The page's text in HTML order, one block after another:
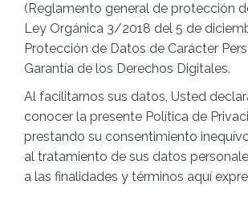
(Reglamento general de protección
Ley Orgánica 3/2018 del 5 de
Protección de Datos de Carácter
Garantía de los Derechos Digitales.
Al facilitarnos sus datos, Usted
conocer la presente Política de
prestando su consentimiento
al tratamiento de sus datos
a las finalidades y términos aquí